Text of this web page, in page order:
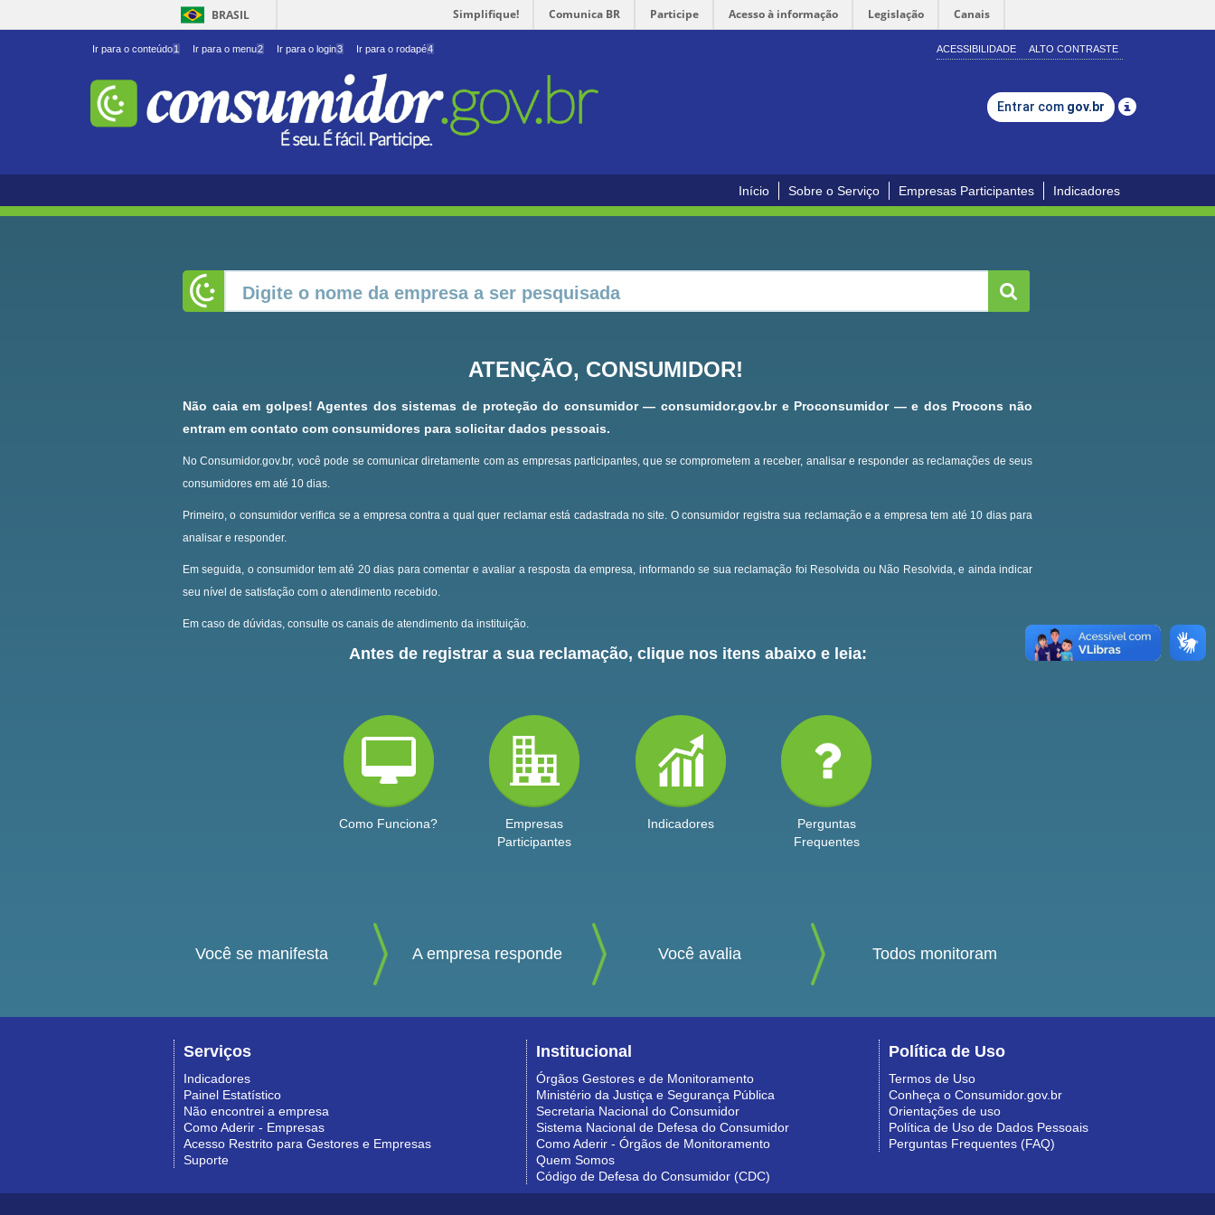
BRASIL Simplifique! Comunica BR Participe Acesso à informação Legislação Canais
Ir para o conteúdo1 Ir para o menu2 Ir para o login3 Ir para o rodapé4 ACESSIBILIDADE ALTO CONTRASTE
Entrar com gov.br
Início Sobre o Serviço Empresas Participantes Indicadores
ATENÇÃO, CONSUMIDOR!
Não caia em golpes! Agentes dos sistemas de proteção do consumidor — consumidor.gov.br e Proconsumidor — e dos Procons não
entram em contato com consumidores para solicitar dados pessoais.
No Consumidor.gov.br, você pode se comunicar diretamente com as empresas participantes, que se comprometem a receber, analisar e responder as reclamações de seus
consumidores em até 10 dias.
Primeiro, o consumidor verifica se a empresa contra a qual quer reclamar está cadastrada no site. O consumidor registra sua reclamação e a empresa tem até 10 dias para
analisar e responder.
Em seguida, o consumidor tem até 20 dias para comentar e avaliar a resposta da empresa, informando se sua reclamação foi Resolvida ou Não Resolvida, e ainda indicar
seu nível de satisfação com o atendimento recebido.
Em caso de dúvidas, consulte os canais de atendimento da instituição.
Antes de registrar a sua reclamação, clique nos itens abaixo e leia:
Como Funciona?
Empresas
Participantes
Indicadores
Perguntas
Frequentes
Você se manifesta A empresa responde Você avalia Todos monitoram
Serviços
Indicadores
Painel Estatístico
Não encontrei a empresa
Como Aderir - Empresas
Acesso Restrito para Gestores e Empresas
Suporte
Institucional
Órgãos Gestores e de Monitoramento
Ministério da Justiça e Segurança Pública
Secretaria Nacional do Consumidor
Sistema Nacional de Defesa do Consumidor
Como Aderir - Órgãos de Monitoramento
Quem Somos
Código de Defesa do Consumidor (CDC)
Política de Uso
Termos de Uso
Conheça o Consumidor.gov.br
Orientações de uso
Política de Uso de Dados Pessoais
Perguntas Frequentes (FAQ)